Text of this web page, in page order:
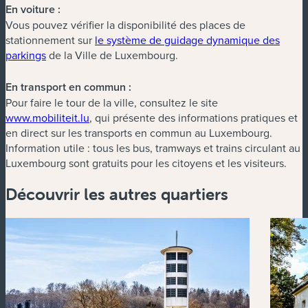
En voiture :
Vous pouvez vérifier la disponibilité des places de
stationnement sur le système de guidage dynamique des
parkingsde la Ville de Luxembourg.
En transport en commun :
Pour faire le tour de la ville, consultez le site
www.mobiliteit.lu(nouvelle fenêtre)
, qui présente des informations pratiques et
en direct sur les transports en commun au Luxembourg.
Information utile : tous les bus, tramways et trains circulant au
Luxembourg sont gratuits pour les citoyens et les visiteurs.
Découvrir les autres quartiers